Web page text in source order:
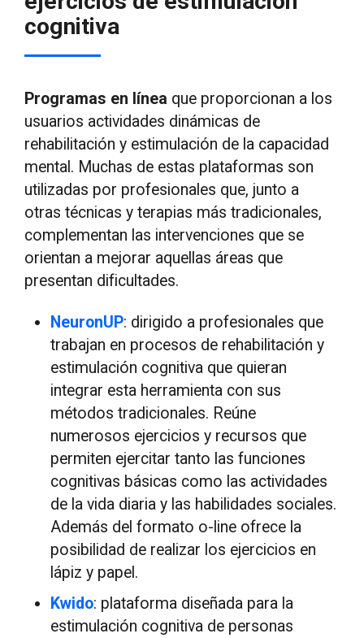
cognitiva
Programas en línea que proporcionan a los
usuarios actividades dinámicas de
rehabilitación y estimulación de la capacidad
mental. Muchas de estas plataformas son
utilizadas por profesionales que, junto a
otras técnicas y terapias más tradicionales,
complementan las intervenciones que se
orientan a mejorar aquellas áreas que
presentan dificultades.
NeuronUP: dirigido a profesionales que
trabajan en procesos de rehabilitación y
estimulación cognitiva que quieran
integrar esta herramienta con sus
métodos tradicionales. Reúne
numerosos ejercicios y recursos que
permiten ejercitar tanto las funciones
cognitivas básicas como las actividades
de la vida diaria y las habilidades sociales.
Además del formato o-line ofrece la
posibilidad de realizar los ejercicios en
lápiz y papel.
Kwido: plataforma diseñada para la
estimulación cognitiva de personas